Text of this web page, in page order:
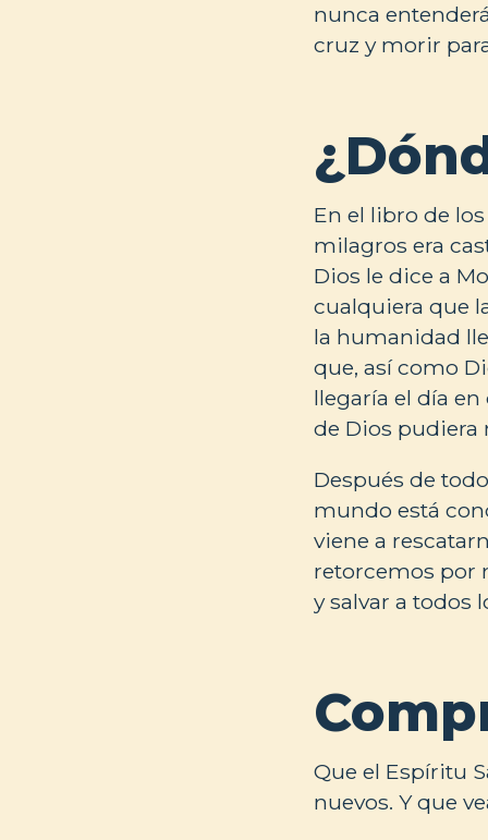
nunca
cruz y morir
En el libro de
milagros era
Dios le dice a
cualquiera que
la humanidad
que, así como
llegaría el día
de Dios pudiera
Después de
mundo está
viene a
retorcemos por
y salvar a todos
Que el Espíritu
nuevos. Y que